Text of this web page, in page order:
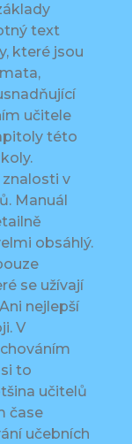
text
které jsou
učitele
této
v
Manuál
obsáhlý.
se užívají
nejlepší
V
to
učitelů
čase
učebních